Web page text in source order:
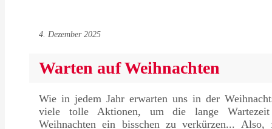
4. Dezember 2025
Warten auf Weihnachten
Wie in jedem Jahr erwarten uns in der
viele tolle Aktionen, um die lange
Weihnachten ein bisschen zu verkürzen... Also,